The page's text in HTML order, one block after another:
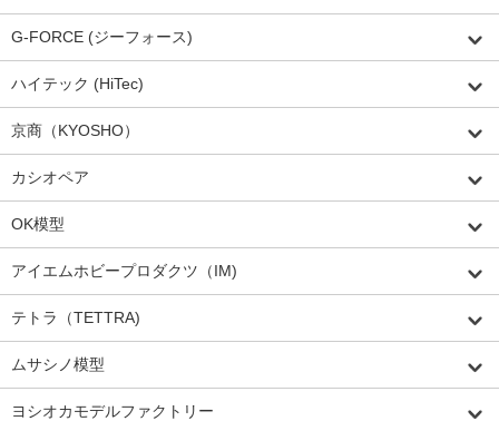
G-FORCE (ジーフォース)
ハイテック (HiTec)
京商（KYOSHO）
カシオペア
OK模型
アイエムホビープロダクツ（IM)
テトラ（TETTRA)
ムサシノ模型
ヨシオカモデルファクトリー